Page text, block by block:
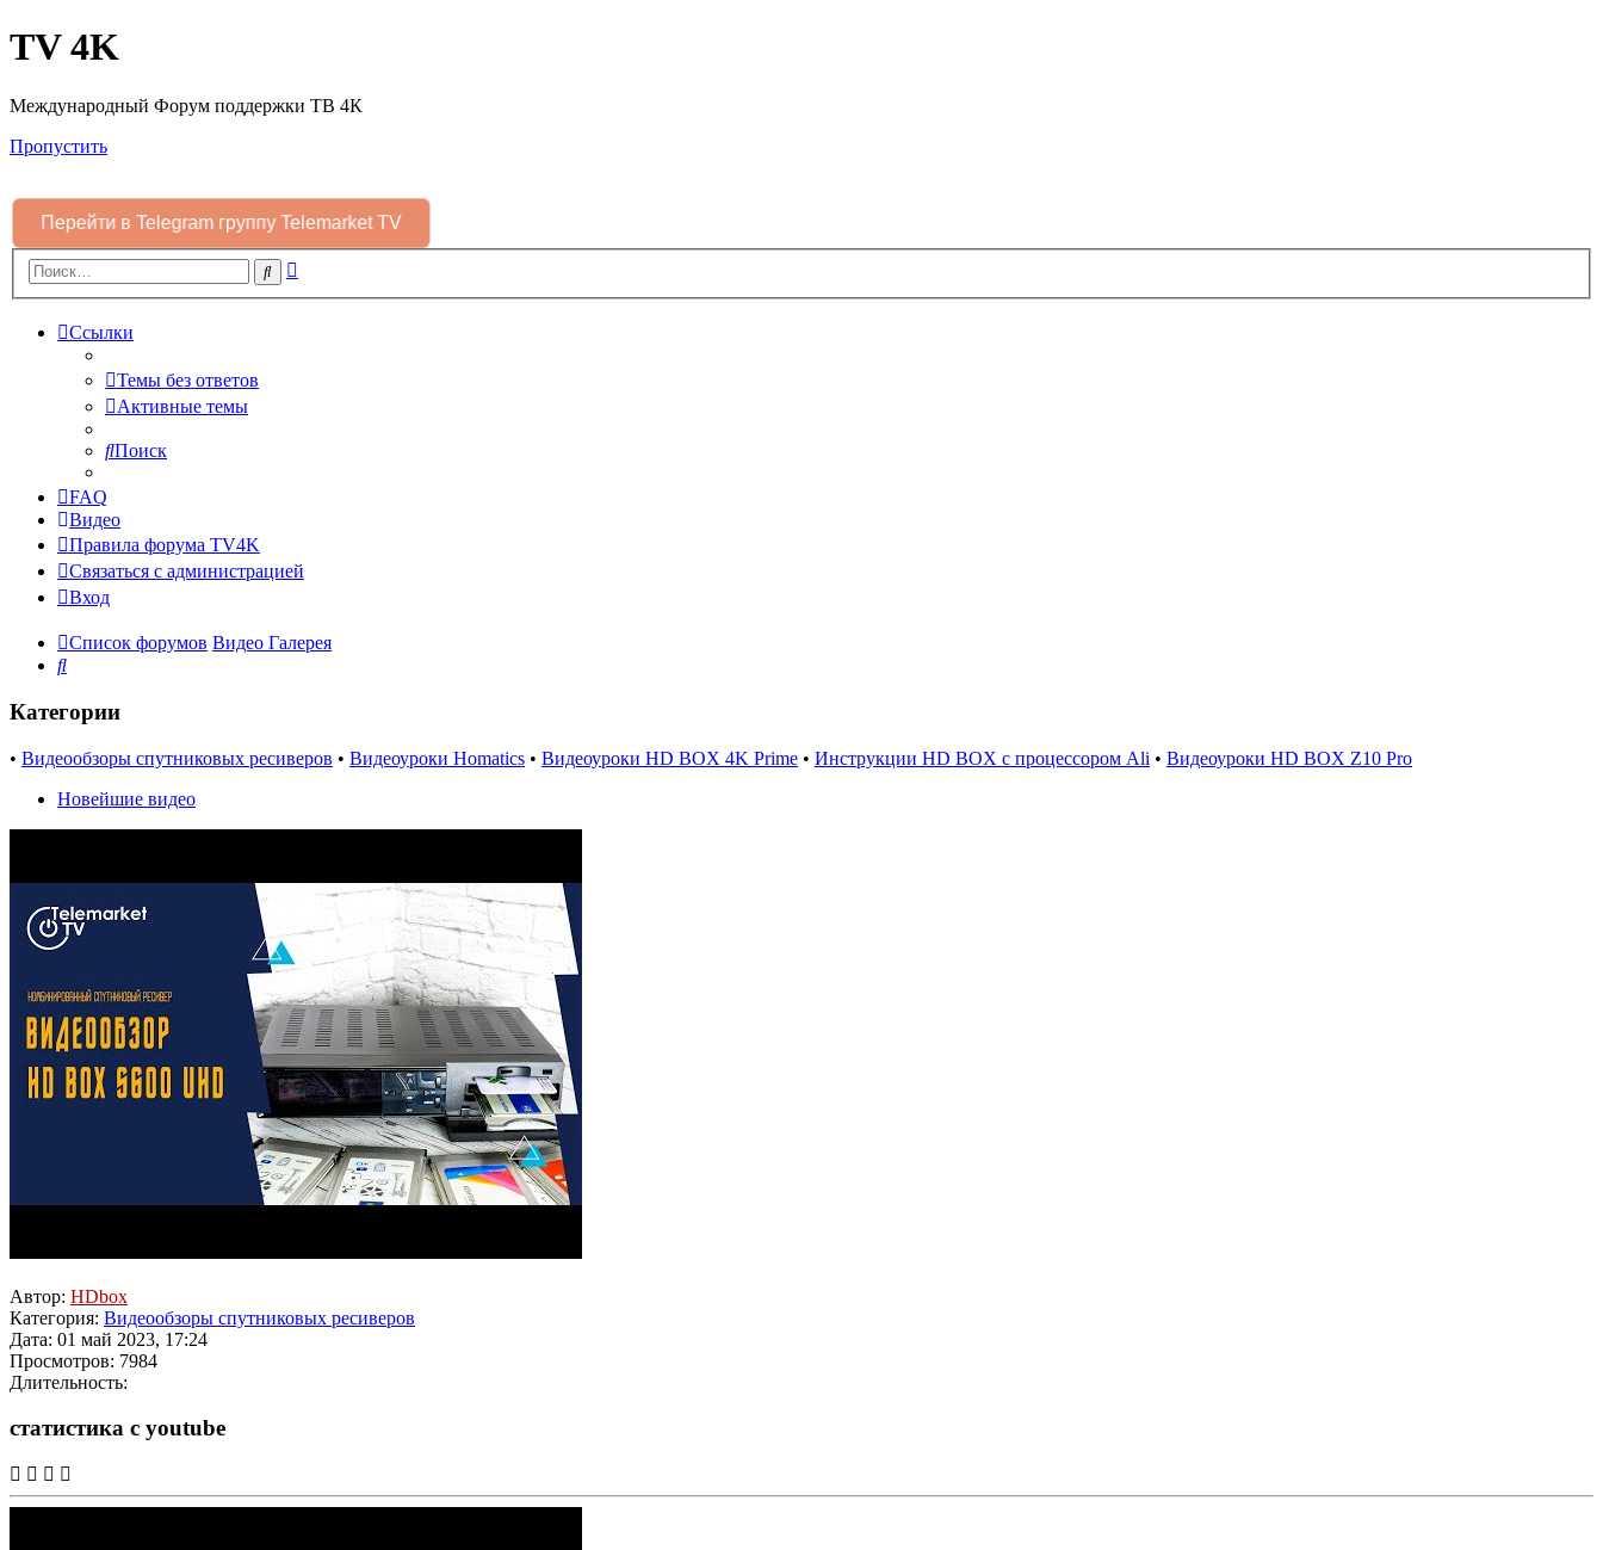
TV 4K
Международный Форум поддержки ТВ 4К
Пропустить
Перейти в Telegram группу Telemarket TV
Поиск
Ссылки
Темы без ответов
Активные темы
Поиск
FAQ
Видео
Правила форума TV4K
Связаться с администрацией
Вход
Список форумов Видео Галерея
Поиск
Категории
• Видеообзоры спутниковых ресиверов • Видеоуроки Homatics • Видеоуроки HD BOX 4K Prime • Инструкции HD BOX с процессором Ali • Видеоуроки HD BOX Z10 Pro
Новейшие видео
Автор: HDbox
Категория: Видеообзоры спутниковых ресиверов
Дата: 01 май 2023, 17:24
Просмотров: 7984
Длительность:
статистика с youtube